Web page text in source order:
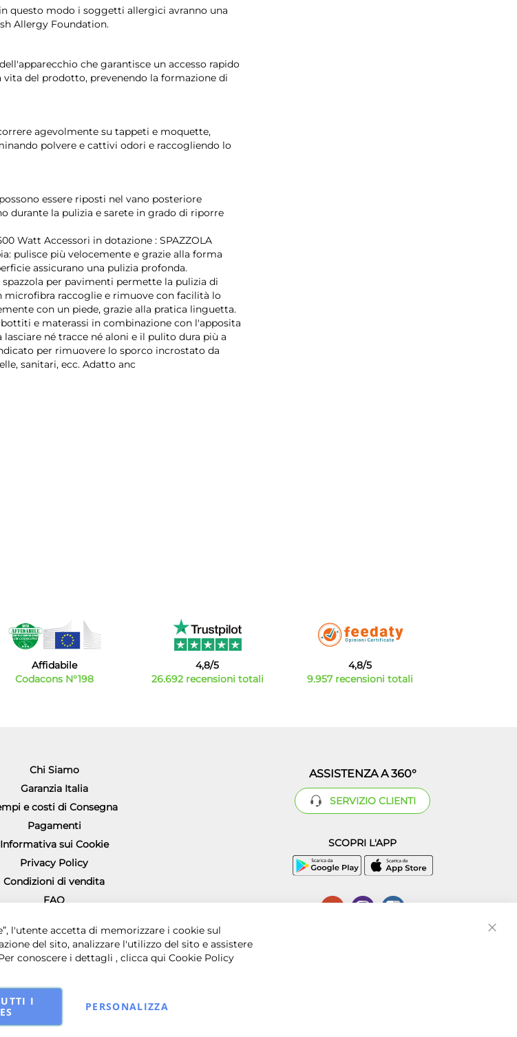
questo modo i soggetti allergici avranno una
Allergy Foundation.
che garantisce un accesso rapido
del prodotto, prevenendo la formazione di
agevolmente su tappeti e moquette,
polvere e cattivi odori e raccogliendo lo
essere riposti nel vano posteriore
durante la pulizia e sarete in grado di riporre
Watt Accessori in dotazione : SPAZZOLA
pulisce più velocemente e grazie alla forma
assicurano una pulizia profonda.
spazzola per pavimenti permette la pulizia di
microfibra raccoglie e rimuove con facilità lo
con un piede, grazie alla pratica linguetta.
e materassi in combinazione con l'apposita
né tracce né aloni e il pulito dura più a
per rimuovere lo sporco incrostato da
sanitari, ecc. Adatto anc
Affidabile
Codacons N°198
4,8/5
26.692 recensioni totali
4,8/5
9.957 recensioni totali
Chi Siamo
Garanzia Italia
e costi di Consegna
Pagamenti
Informativa sui Cookie
Privacy Policy
Condizioni di vendita
FAQ
ASSISTENZA A 360°
SERVIZIO CLIENTI
SCOPRI L'APP
Principe di Piemonte 199, 80026 Casoria (NA) - P.I. 07016001211, C.C.I.A.A. Napoli, REA 856312.